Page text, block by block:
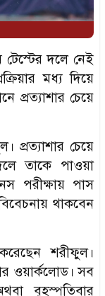
টেস্টের দলে নেই
মধ্য দিয়ে
প্রত্যাশার চেয়ে
প্রত্যাশার চেয়ে
তাকে পাওয়া
পরীক্ষায় পাস
থাকবেন
শরীফুল।
ওয়ার্কলোড। সব
বৃহস্পতিবার